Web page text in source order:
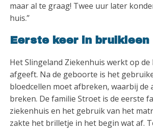
maar al te graag! Twee uur later
huis.”
Eerste keer in bruikleen
Het Slingeland Ziekenhuis werkt op
afgeeft. Na de geboorte is het
bloedcellen moet afbreken, waarbij
breken. De familie Stroet is de eerste
ziekenhuis en het gebruik van het
zakte het brilletje in het begin wat af.